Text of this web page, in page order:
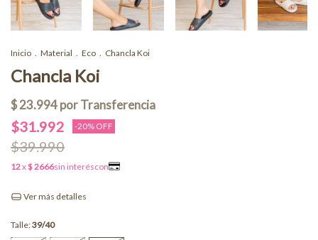
Inicio . Material . Eco . Chancla Koi
Chancla Koi
$31.992 -20% OFF
$39.990
Ver más detalles
Talle:39/40